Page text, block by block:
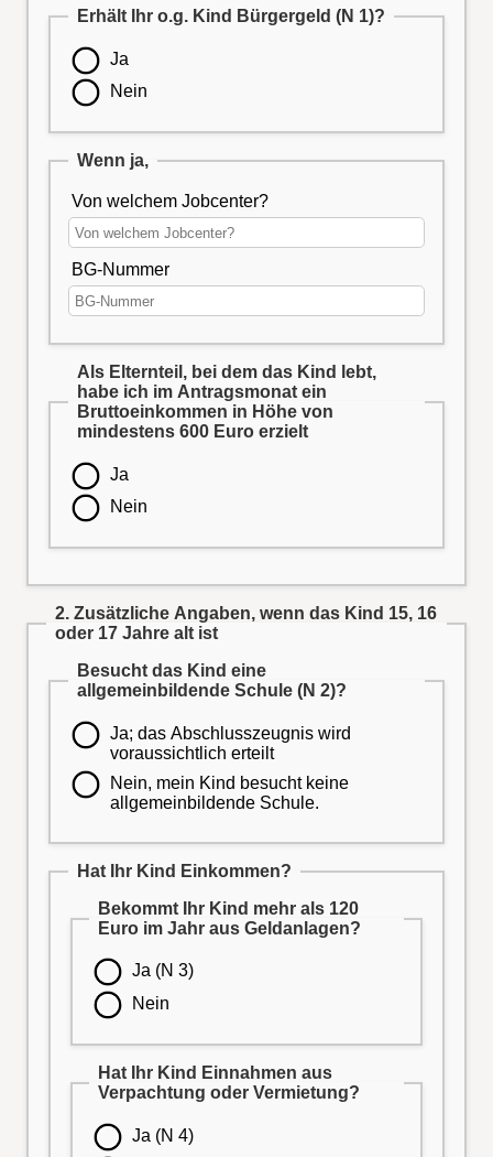
Erhält Ihr o.g. Kind Bürgergeld (N 1)?
Ja
Nein
Wenn ja,
Von welchem Jobcenter?
BG-Nummer
Als Elternteil, bei dem das Kind lebt,
habe ich im Antragsmonat ein
Bruttoeinkommen in Höhe von
mindestens 600 Euro erzielt
Ja
Nein
2. Zusätzliche Angaben, wenn das Kind 15, 16
oder 17 Jahre alt ist
Besucht das Kind eine
allgemeinbildende Schule (N 2)?
Ja; das Abschlusszeugnis wird
voraussichtlich erteilt
Nein, mein Kind besucht keine
allgemeinbildende Schule.
Hat Ihr Kind Einkommen?
Bekommt Ihr Kind mehr als 120
Euro im Jahr aus Geldanlagen?
Ja (N 3)
Nein
Hat Ihr Kind Einnahmen aus
Verpachtung oder Vermietung?
Ja (N 4)